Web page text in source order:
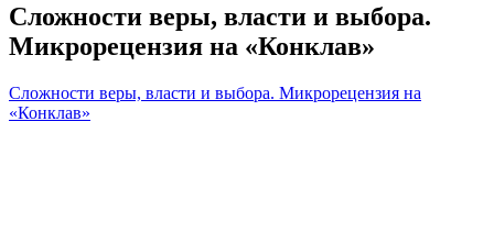
Сложности веры, власти и выбора.
Микрорецензия на «Конклав»
Сложности веры, власти и выбора. Микрорецензия на
«Конклав»